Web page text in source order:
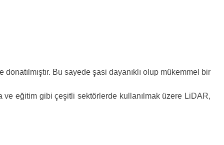
Bu sayede şasi dayanıklı olup mükemmel bir
ve eğitim gibi çeşitli sektörlerde kullanılmak üzere LiDAR,